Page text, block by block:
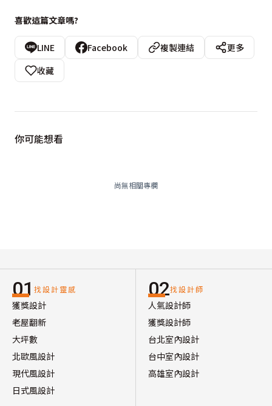
喜歡這篇文章嗎?
LINE Facebook 複製連結
更多
收藏
你可能想看
尚無相關專欄
01 找設計靈感
獲獎設計
老屋翻新
大坪數
北歐風設計
現代風設計
日式風設計
02找設計師
人氣設計師
獲獎設計師
台北室內設計
台中室內設計
高雄室內設計